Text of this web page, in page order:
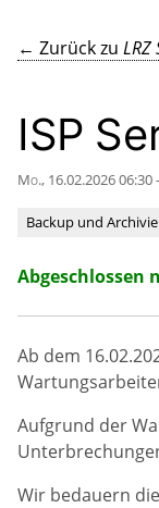
← Zurück zu LRZ
ISP
Mo., 16.02.2026 06:30
Backup und
Abgeschlossen
Ab dem
Aufgrund der
Wir bedauern